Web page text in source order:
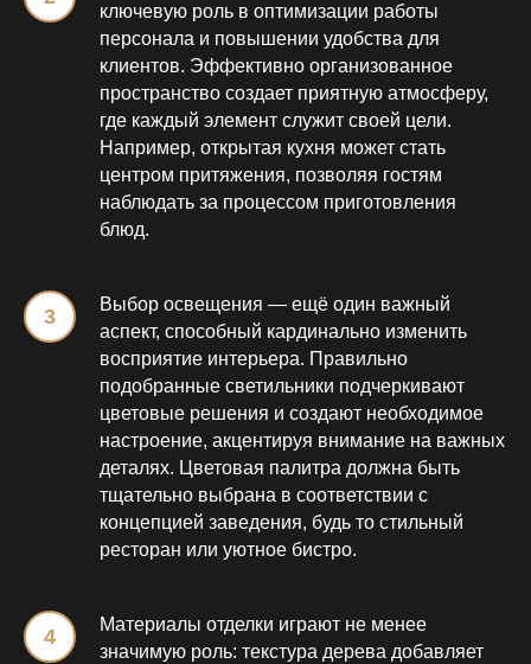
ключевую роль в оптимизации работы
персонала и повышении удобства для
клиентов. Эффективно организованное
пространство создает приятную атмосферу,
где каждый элемент служит своей цели.
Например, открытая кухня может стать
центром притяжения, позволяя гостям
наблюдать за процессом приготовления
блюд.
Выбор освещения — ещё один важный
аспект, способный кардинально изменить
восприятие интерьера. Правильно
подобранные светильники подчеркивают
цветовые решения и создают необходимое
настроение, акцентируя внимание на важных
деталях. Цветовая палитра должна быть
тщательно выбрана в соответствии с
концепцией заведения, будь то стильный
ресторан или уютное бистро.
Материалы отделки играют не менее
значимую роль: текстура дерева добавляет